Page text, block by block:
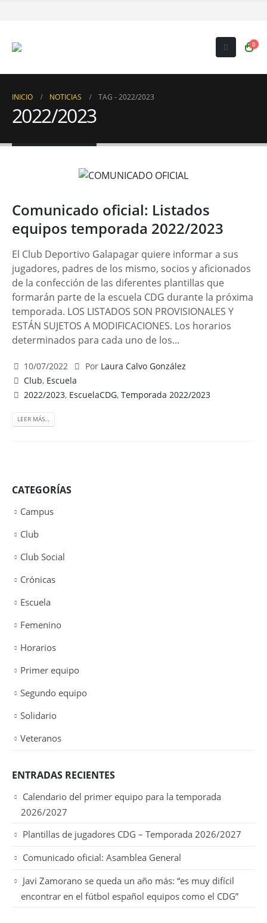
0
INICIO NOTICIAS TAG -2022/2023
2022/2023
Comunicado oficial: Listados
equipos temporada 2022/2023
El Club Deportivo Galapagar quiere informar a sus
jugadores, padres de los mismo, socios y aficionados
de la confección de las diferentes plantillas que
formarán parte de la escuela CDG durante la próxima
temporada. LOS LISTADOS SON PROVISIONALES Y
ESTÁN SUJETOS A MODIFICACIONES. Los horarios
determinados para cada uno de los...
10/07/2022 Por Laura Calvo González
Club, Escuela
2022/2023, EscuelaCDG,Temporada 2022/2023
LEER MÁS…
CATEGORÍAS
Campus
Club
Club Social
Crónicas
Escuela
Femenino
Horarios
Primer equipo
Segundo equipo
Solidario
Veteranos
ENTRADAS RECIENTES
Calendario del primer equipo para la temporada
2026/2027
Plantillas de jugadores CDG – Temporada 2026/2027
Comunicado oficial: Asamblea General
Javi Zamorano se queda un año más: “es muy difícil
encontrar en el fútbol español equipos como el CDG”